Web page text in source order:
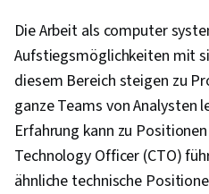
Die Arbeit als computer
Aufstiegsmöglichkeiten mit
diesem Bereich steigen zu
ganze Teams von Analysten
Erfahrung kann zu
Technology Officer (CTO)
ähnliche technische